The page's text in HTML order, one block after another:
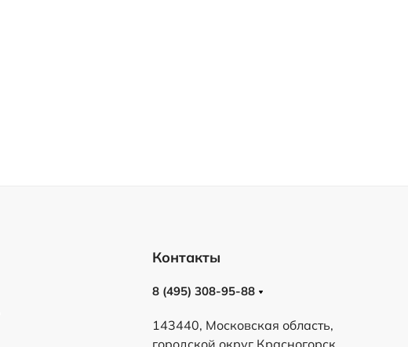
Контакты
8 (495) 308-95-88
143440, Московская область,
городской округ Красногорск,